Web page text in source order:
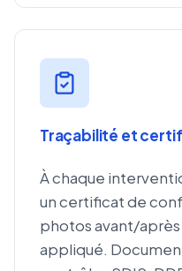
Traçabilité et
À chaque
un certificat de
photos avant/
appliqué.